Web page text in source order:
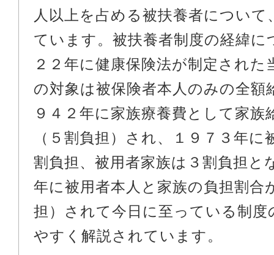
人以上を占める被扶養者について
ています。被扶養者制度の経緯に
２２年に健康保険法が制定された
の対象は被保険者本人のみの全額
９４２年に家族療養費として家族
（５割負担）され、１９７３年に
割負担、被用者家族は３割負担と
年に被用者本人と家族の負担割合
担）されて今日に至っている制度
やすく解説されています。